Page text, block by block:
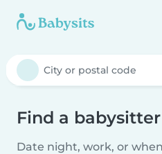
Find a babysitter
Date night, work, or